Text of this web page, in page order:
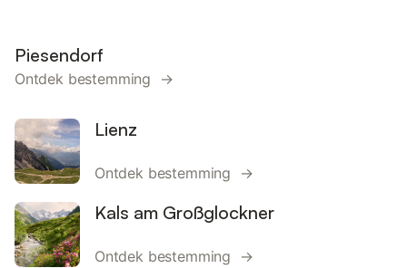
Piesendorf
Ontdek bestemming →
Lienz
Ontdek bestemming →
Kals am Großglockner
Ontdek bestemming →